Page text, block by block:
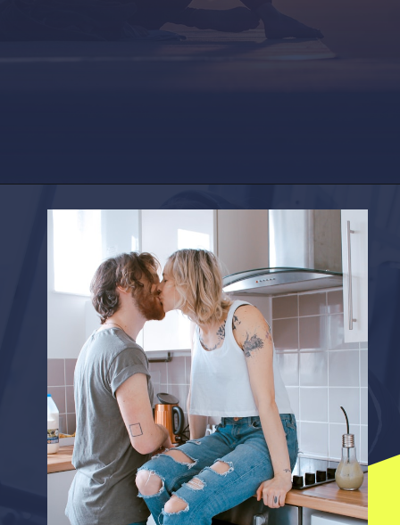
Opening